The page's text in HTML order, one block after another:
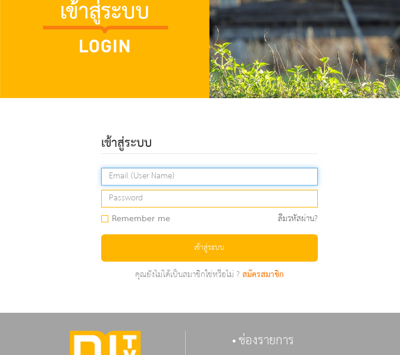
เข้าสู่ระบบ
Remember me ลืมรหัสผ่าน?
เข้าสู่ระบบ
คุณยังไม่ได้เป็นสมาชิกใช่หรือไม่ ?สมัครสมาชิก
ช่องรายการ